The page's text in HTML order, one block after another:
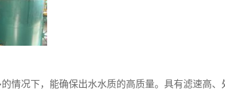
情况下，能确保出水水质的高质量。具有滤速高